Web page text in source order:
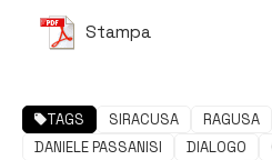
Stampa
TAGS SIRACUSA RAGUSA
DANIELE PASSANISI
DIALOGO